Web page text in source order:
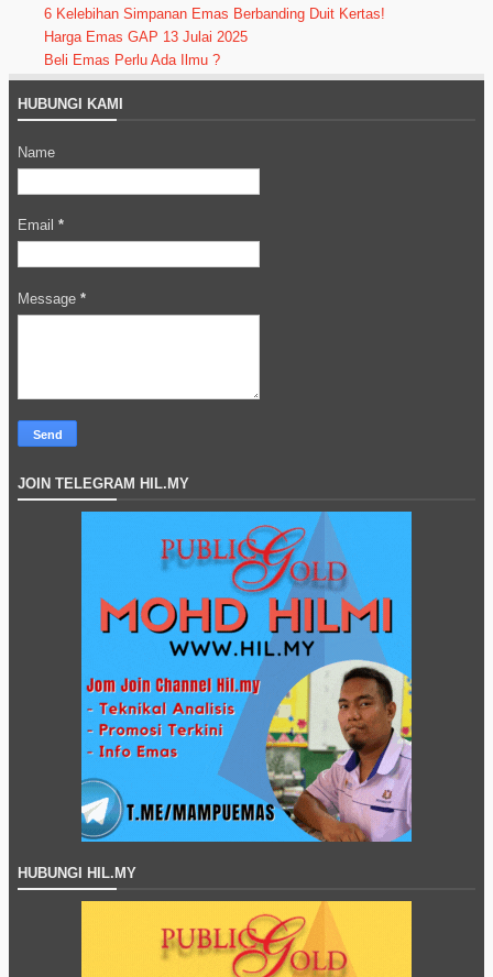
6 Kelebihan Simpanan Emas Berbanding Duit Kertas!
Harga Emas GAP 13 Julai 2025
Beli Emas Perlu Ada Ilmu ?
HUBUNGI KAMI
Name
Email *
Message *
JOIN TELEGRAM HIL.MY
HUBUNGI HIL.MY